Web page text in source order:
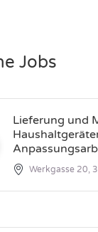
Jobs
Lieferung und
Werkgasse 20,